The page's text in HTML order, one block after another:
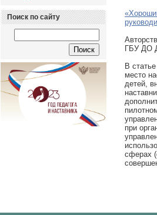
Поиск по сайту
ГБУ ДО
В
место
детей,
при
сферах